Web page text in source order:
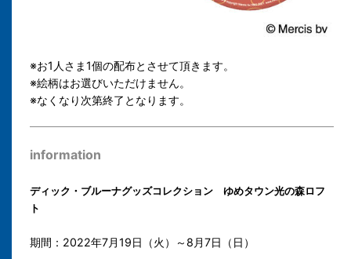
※お1人さま1個の配布とさせて頂きます。
※絵柄はお選びいただけません。
※なくなり次第終了となります。
information
ディック・ブルーナグッズコレクション ゆめタウン光の森ロフ
ト
期間：2022年7月19日（火）～8月7日（日）